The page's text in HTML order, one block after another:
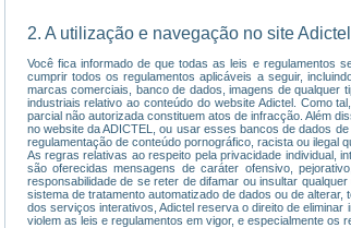
2. A utilização e navegação no site
Você fica informado de que todas as leis e regulamentos
cumprir todos os regulamentos aplicáveis a seguir,
marcas comerciais, banco de dados, imagens de qualquer
industriais relativo ao conteúdo do website Adictel. Como
parcial não autorizada constituem atos de infracção. Além
no website da ADICTEL, ou usar esses bancos de dados
regulamentação de conteúdo pornográfico, racista ou ilegal
As regras relativas ao respeito pela privacidade individual,
são oferecidas mensagens de caráter ofensivo,
responsabilidade de se reter de difamar ou insultar
sistema de tratamento automatizado de dados ou de
dos serviços interativos, Adictel reserva o direito de
violem as leis e regulamentos em vigor, e especialmente os